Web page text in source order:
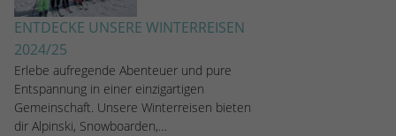
ENTDECKE UNSERE WINTERREISEN
2024/25
Erlebe aufregende Abenteuer und pure
Entspannung in einer einzigartigen
Gemeinschaft. Unsere Winterreisen bieten
dir Alpinski, Snowboarden,…